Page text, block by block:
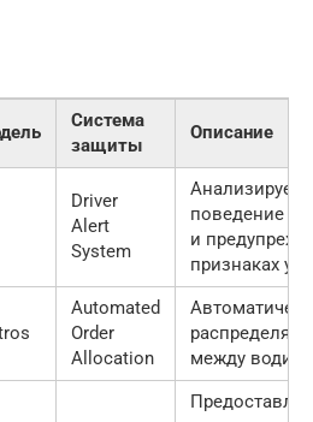
Система
защиты
Описание
Driver
Alert
System
Анализирует
поведение
и
признаках
Automated
Order
Allocation
между